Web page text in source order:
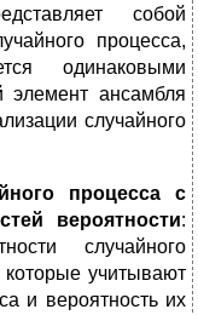
собой
процесса,
одинаковыми
элемент ансамбля
случайного
процесса с
вероятности:
случайного
учитывают
и вероятность их